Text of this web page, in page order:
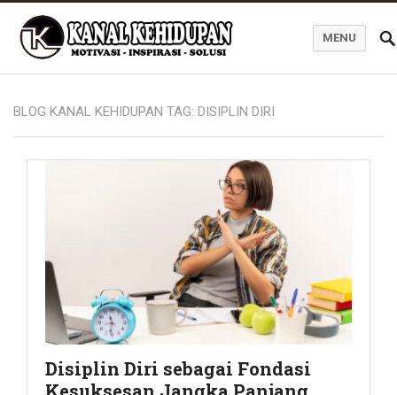
Blog Kanal Kehidupan
MENU
BLOG KANAL KEHIDUPAN TAG: DISIPLIN DIRI
Disiplin Diri sebagai Fondasi
Kesuksesan Jangka Panjang